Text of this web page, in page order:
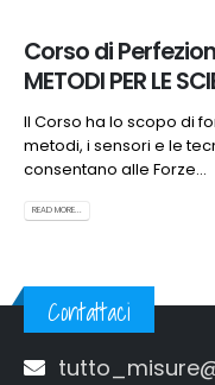
Corso di
METODI PER LE
Il Corso ha lo scopo di
metodi, i sensori e le
consentano alle Forze...
READ MORE...
Contattaci